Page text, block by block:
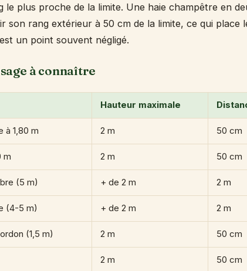
le plus proche de la limite. Une haie champêtre en
son rang extérieur à 50 cm de la limite, ce qui place
un point souvent négligé.
à connaître
Hauteur maximale
à 1,80 m 2 m 50 cm
m 2 m 50 cm
(5 m) + de 2 m 2 m
(4-5 m) + de 2 m 2 m
(1,5 m) 2 m 50 cm
2 m 50 cm